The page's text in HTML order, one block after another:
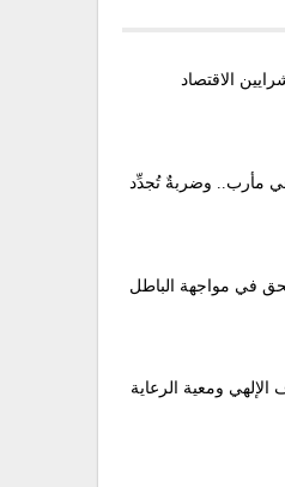
الاقتصاد
مأرب.. وضربةٌ تُجدِّد
في مواجهة الباطل
ومعية الرعاية